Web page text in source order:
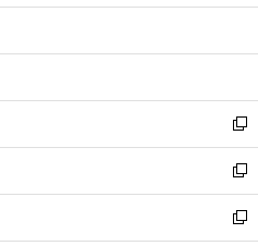
開
ウ
開
ン
ウ
開
く
ウ
ン
ウ
で
開
く
し
ウ
ン
ド
ウ
で
開
く
新
し
い
ウ
ィ
新
し
い
新